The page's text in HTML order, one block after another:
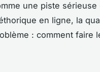
une piste
en ligne, la
: comment faire